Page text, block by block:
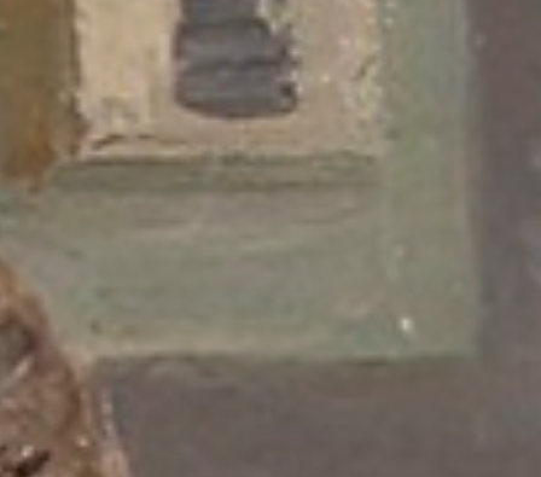
yayılan eğitmenliği, birkaç kuşağın biçimlenişinde önemli rol
oynamıştır. Azerbaycan Sovyet Sosyalist Cumhuriyeti Halk
unvanına sahip Mirzazade’nin, “sahne” eğilimi, algısı ve bunu resme
yansıtması ilginç ol